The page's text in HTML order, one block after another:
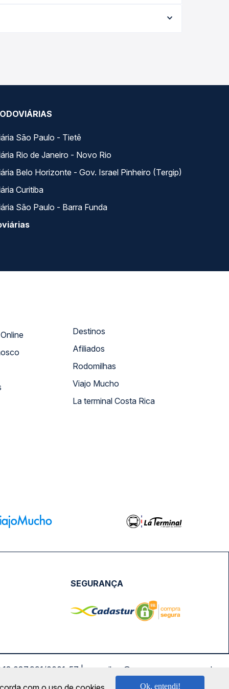
e garante a melhor oferta para o seu roteiro.
São Paulo - Tietê
Rio de Janeiro - Novo Rio
Belo Horizonte - Gov. Israel Pinheiro (Tergip)
Curitiba
São Paulo - Barra Funda
Atendimento Online
Destinos
Afiliados
Rodomilhas
Viajo Mucho
La terminal Costa Rica
SEGURANÇA
0001-57 | saconibus@queropassagem.com.br
Ok, entendi!